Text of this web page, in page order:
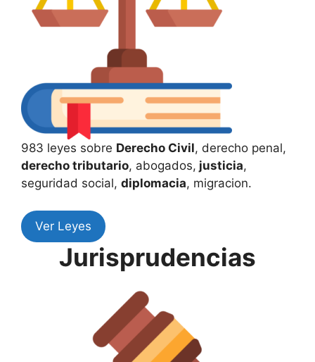
983 leyes sobre Derecho Civil, derecho penal,
derecho tributario, abogados, justicia,
seguridad social, diplomacia, migracion.
Ver Leyes
Jurisprudencias